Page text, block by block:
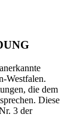
Westfalen.
die dem
Diese
3 der